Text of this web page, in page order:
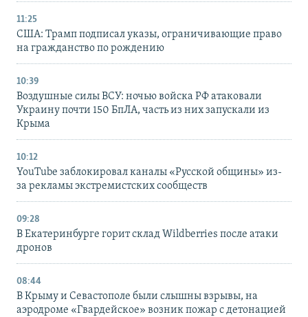
11:25
США: Трамп подписал указы, ограничивающие право
на гражданство по рождению
10:39
Воздушные силы ВСУ: ночью войска РФ атаковали
Украину почти 150 БпЛА, часть из них запускали из
Крыма
10:12
YouTube заблокировал каналы «Русской общины» из-
за рекламы экстремистских сообществ
09:28
В Екатеринбурге горит склад Wildberries после атаки
дронов
08:44
В Крыму и Севастополе были слышны взрывы, на
аэродроме «Гвардейское» возник пожар с детонацией